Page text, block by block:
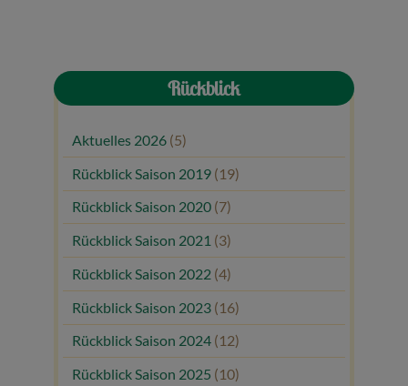
Rückblick
Aktuelles 2026 (5)
Rückblick Saison 2019 (19)
Rückblick Saison 2020 (7)
Rückblick Saison 2021 (3)
Rückblick Saison 2022 (4)
Rückblick Saison 2023 (16)
Rückblick Saison 2024 (12)
Rückblick Saison 2025 (10)